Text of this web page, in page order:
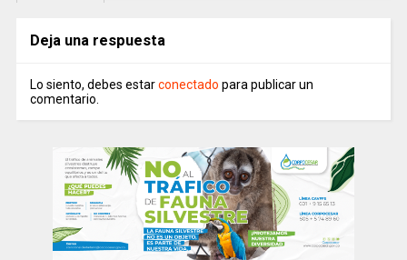
Deja una respuesta
Lo siento, debes estarconectado para publicar un
comentario.